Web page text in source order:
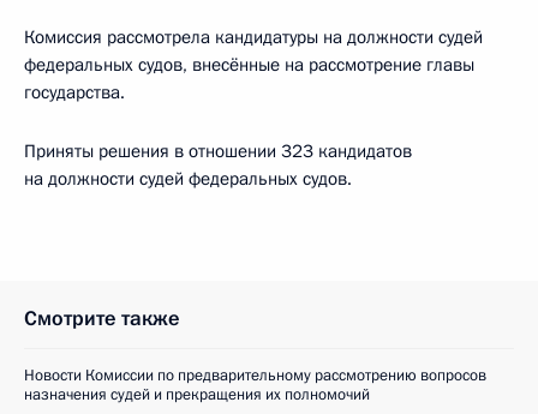
Комиссия рассмотрела кандидатуры на должности судей
федеральных судов, внесённые на рассмотрение главы
государства.
Приняты решения в отношении 323 кандидатов
на должности судей федеральных судов.
Смотрите также
Новости Комиссии по предварительному рассмотрению вопросов
назначения судей и прекращения их полномочий